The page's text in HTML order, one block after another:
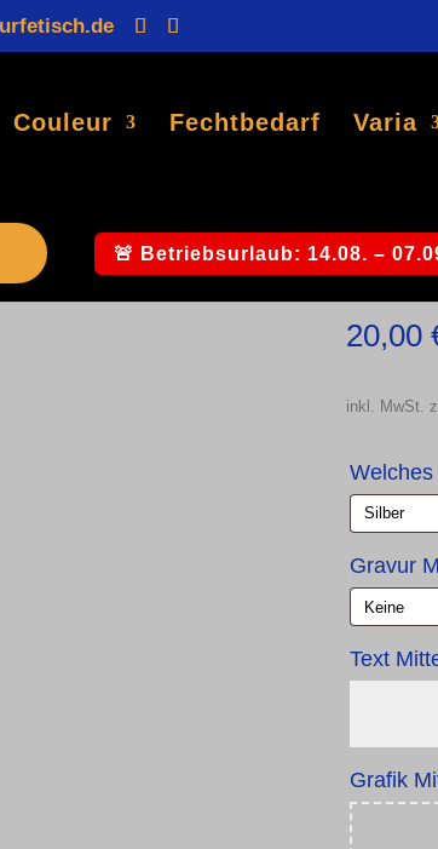
Couleur Fechtbedarf Varia
🚨 Betriebsurlaub: 14.08. –
20,00
inkl. MwSt.
Gravur
Text
Grafik